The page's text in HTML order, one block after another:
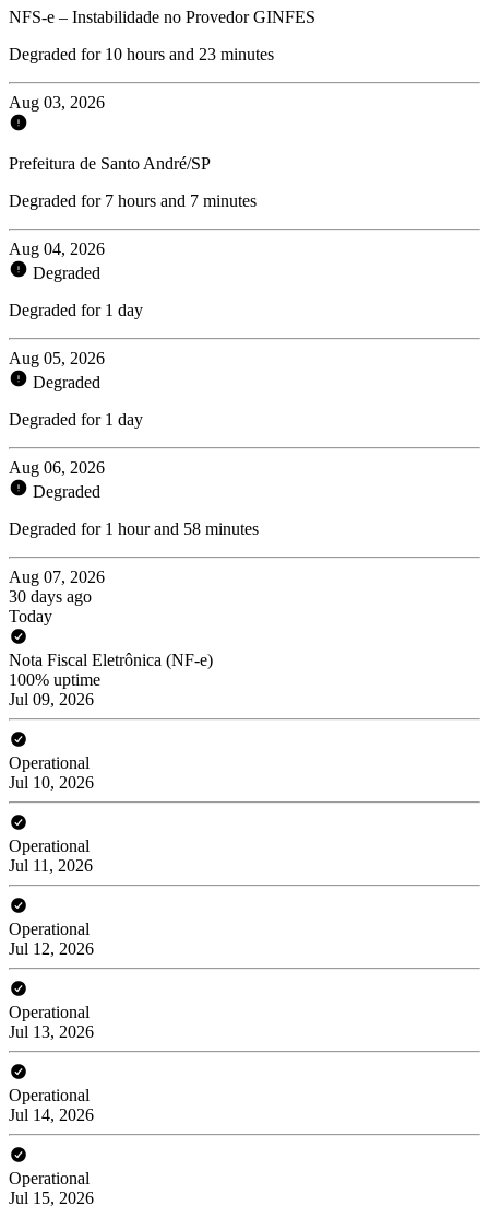
NFS-e – Instabilidade no Provedor GINFES
Degraded for 10 hours and 23 minutes
Aug 03, 2026
Prefeitura de Santo André/SP
Degraded for 7 hours and 7 minutes
Aug 04, 2026
Degraded
Degraded for 1 day
Aug 05, 2026
Degraded
Degraded for 1 day
Aug 06, 2026
Degraded
Degraded for 1 hour and 58 minutes
Aug 07, 2026
30 days ago
Today
Nota Fiscal Eletrônica (NF-e)
100% uptime
Jul 09, 2026
Operational
Jul 10, 2026
Operational
Jul 11, 2026
Operational
Jul 12, 2026
Operational
Jul 13, 2026
Operational
Jul 14, 2026
Operational
Jul 15, 2026